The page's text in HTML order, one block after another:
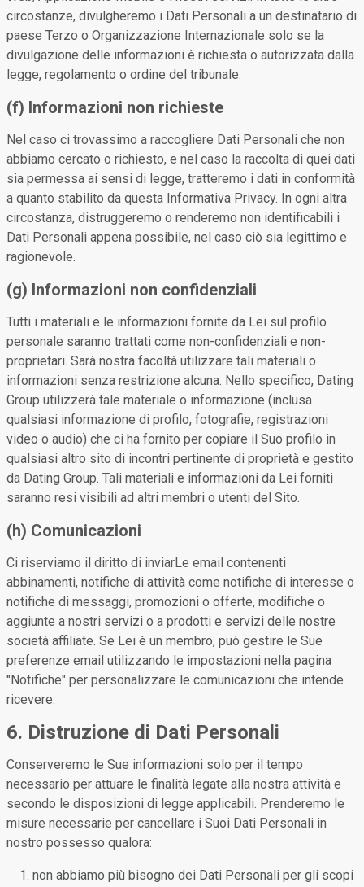
circostanze, divulgheremo i Dati Personali a un destinatario di
paese Terzo o Organizzazione Internazionale solo se la
divulgazione delle informazioni è richiesta o autorizzata dalla
legge, regolamento o ordine del tribunale.
(f) Informazioni non richieste
Nel caso ci trovassimo a raccogliere Dati Personali che non
abbiamo cercato o richiesto, e nel caso la raccolta di quei dati
sia permessa ai sensi di legge, tratteremo i dati in conformità
a quanto stabilito da questa Informativa Privacy. In ogni altra
circostanza, distruggeremo o renderemo non identificabili i
Dati Personali appena possibile, nel caso ciò sia legittimo e
ragionevole.
(g) Informazioni non confidenziali
Tutti i materiali e le informazioni fornite da Lei sul profilo
personale saranno trattati come non-confidenziali e non-
proprietari. Sarà nostra facoltà utilizzare tali materiali o
informazioni senza restrizione alcuna. Nello specifico, Dating
Group utilizzerà tale materiale o informazione (inclusa
qualsiasi informazione di profilo, fotografie, registrazioni
video o audio) che ci ha fornito per copiare il Suo profilo in
qualsiasi altro sito di incontri pertinente di proprietà e gestito
da Dating Group. Tali materiali e informazioni da Lei forniti
saranno resi visibili ad altri membri o utenti del Sito.
(h) Comunicazioni
Ci riserviamo il diritto di inviarLe email contenenti
abbinamenti, notifiche di attività come notifiche di interesse o
notifiche di messaggi, promozioni o offerte, modifiche o
aggiunte a nostri servizi o a prodotti e servizi delle nostre
società affiliate. Se Lei è un membro, può gestire le Sue
preferenze email utilizzando le impostazioni nella pagina
"Notifiche" per personalizzare le comunicazioni che intende
ricevere.
6. Distruzione di Dati Personali
Conserveremo le Sue informazioni solo per il tempo
necessario per attuare le finalità legate alla nostra attività e
secondo le disposizioni di legge applicabili. Prenderemo le
misure necessarie per cancellare i Suoi Dati Personali in
nostro possesso qualora:
non abbiamo più bisogno dei Dati Personali per gli scopi